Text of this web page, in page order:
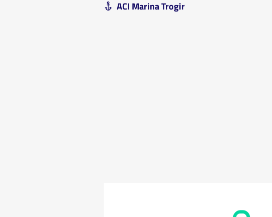
ACI Marina Trogir